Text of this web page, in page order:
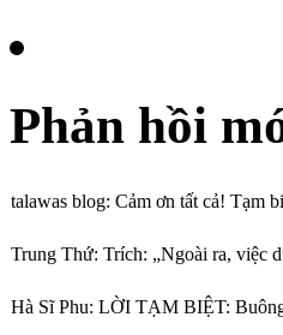
Phản hồi
talawas blog: Cảm ơn tất cả! Tạm
Trung Thứ: Trích: „Ngoài ra, việc
Hà Sĩ Phu: LỜI TẠM BIỆT: